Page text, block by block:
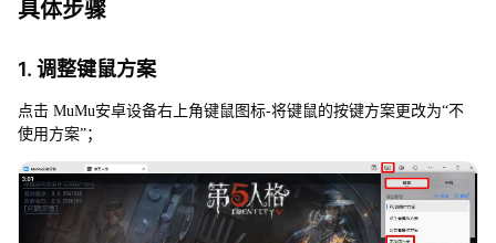
具体步骤
1. 调整键鼠方案
点击 MuMu安卓设备右上角键鼠图标-将键鼠的按键方案更改为“不
使用方案”；